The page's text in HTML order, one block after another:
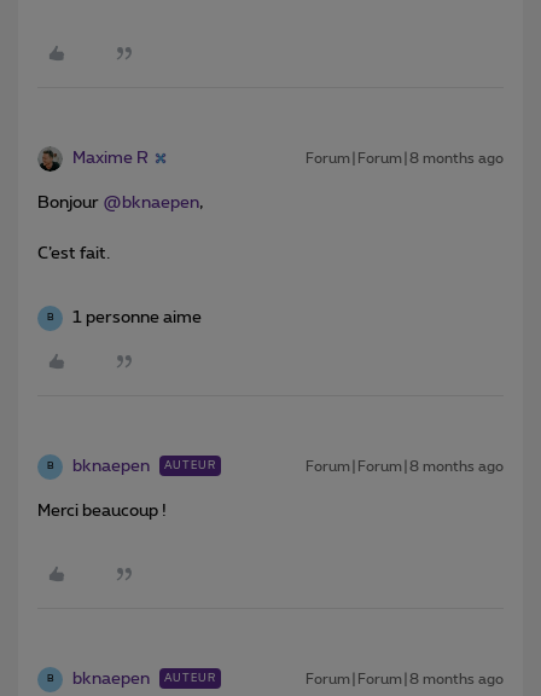
Maxime R Forum|Forum|8 months ago
Bonjour ​ @bknaepen,
C’est fait.
B 1 personne aime
B bknaepen AUTEUR Forum|Forum|8 months ago
Merci beaucoup !
B bknaepen AUTEUR Forum|Forum|8 months ago